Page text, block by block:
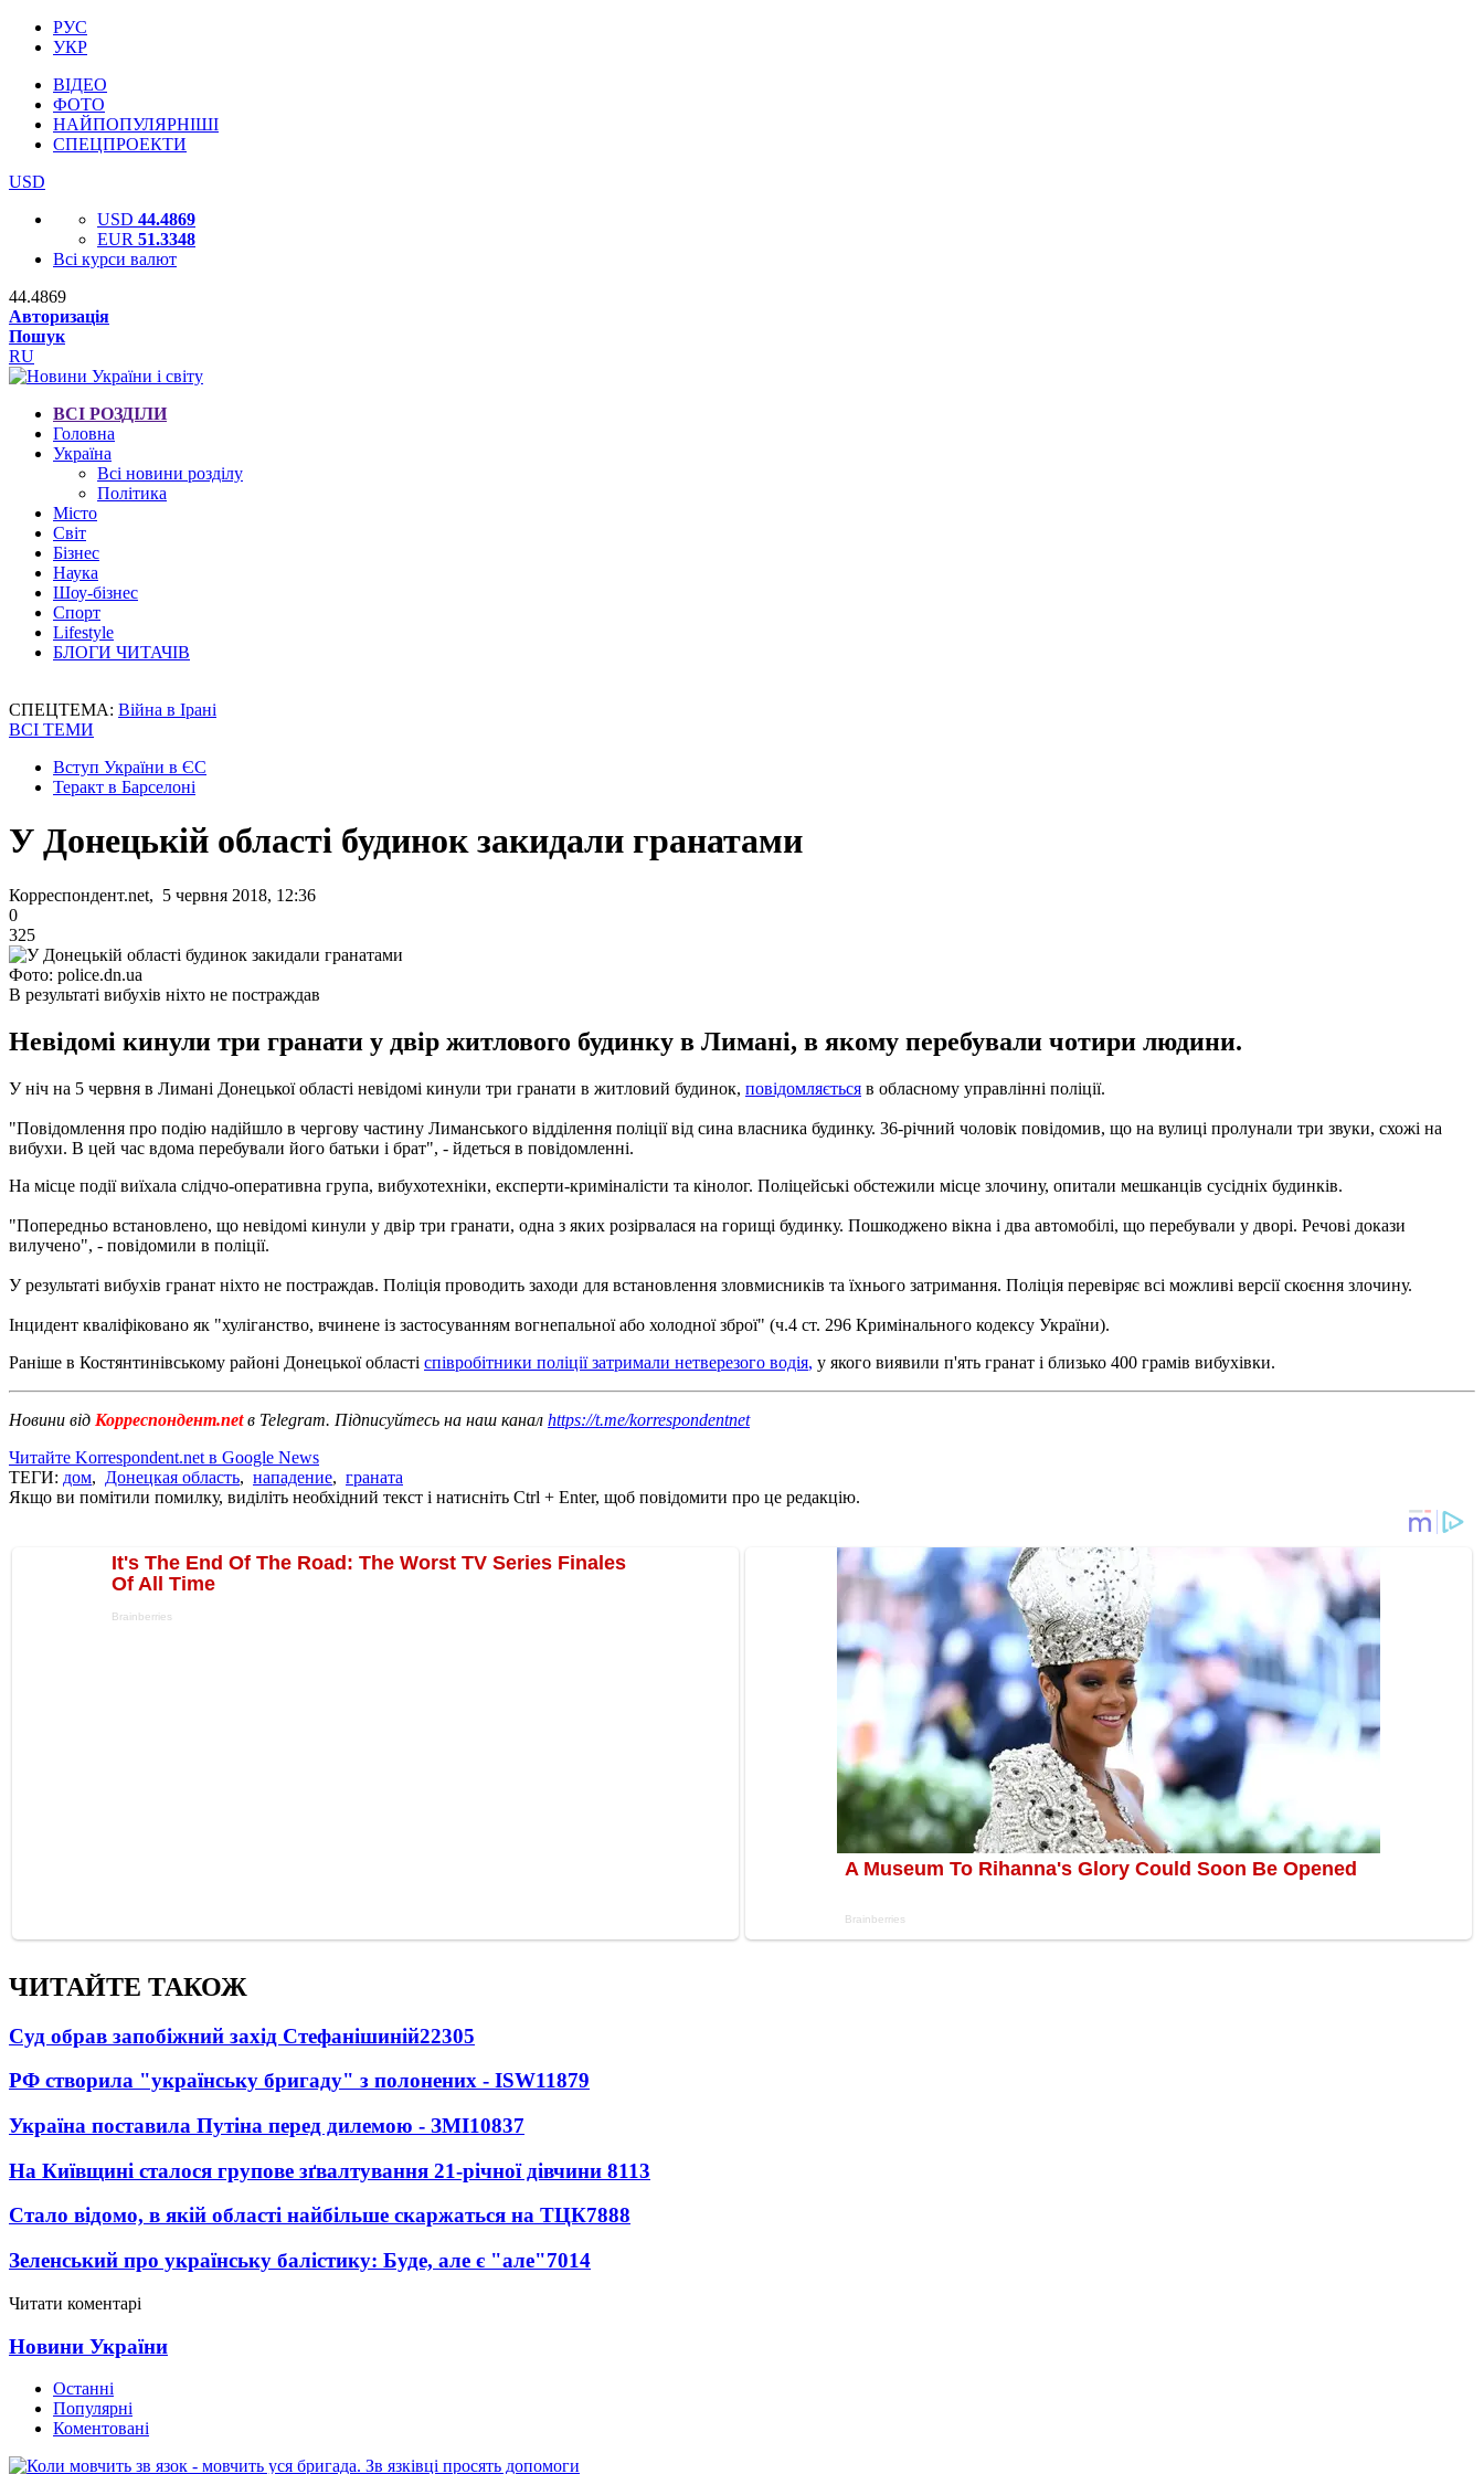
РУС
УКР
ВІДЕО
ФОТО
НАЙПОПУЛЯРНІШІ
СПЕЦПРОЕКТИ
USD
USD 44.4869
EUR 51.3348
Всі курси валют
44.4869
Авторизація
Пошук
RU
ВСІ РОЗДІЛИ
Головна
Україна
Всі новини розділу
Політика
Місто
Світ
Бізнес
Наука
Шоу-бізнес
Спорт
Lifestyle
БЛОГИ ЧИТАЧІВ
СПЕЦТЕМА: Війна в Ірані
ВСІ ТЕМИ
Вступ України в ЄС
Теракт в Барселоні
У Донецькій області будинок закидали гранатами
Корреспондент.net, 5 червня 2018, 12:36
0
325
Фото: police.dn.ua
В результаті вибухів ніхто не постраждав
Невідомі кинули три гранати у двір житлового будинку в Лимані, в якому перебували чотири людини.
У ніч на 5 червня в Лимані Донецької області невідомі кинули три гранати в житловий будинок, повідомляється в обласному управлінні поліції.
"Повідомлення про подію надійшло в чергову частину Лиманського відділення поліції від сина власника будинку. 36-річний чоловік повідомив, що на вулиці пролунали три звуки, схожі на
вибухи. В цей час вдома перебували його батьки і брат", - йдеться в повідомленні.
На місце події виїхала слідчо-оперативна група, вибухотехніки, експерти-криміналісти та кінолог. Поліцейські обстежили місце злочину, опитали мешканців сусідніх будинків.
"Попередньо встановлено, що невідомі кинули у двір три гранати, одна з яких розірвалася на горищі будинку. Пошкоджено вікна і два автомобілі, що перебували у дворі. Речові докази
вилучено", - повідомили в поліції.
У результаті вибухів гранат ніхто не постраждав. Поліція проводить заходи для встановлення зловмисників та їхнього затримання. Поліція перевіряє всі можливі версії скоєння злочину.
Інцидент кваліфіковано як "хуліганство, вчинене із застосуванням вогнепальної або холодної зброї" (ч.4 ст. 296 Кримінального кодексу України).
Раніше в Костянтинівському районі Донецької області співробітники поліції затримали нетверезого водія, у якого виявили п'ять гранат і близько 400 грамів вибухівки.
Новини від Корреспондент.netв Telegram. Підписуйтесь на наш канал https://t.me/korrespondentnet
Читайте Korrespondent.net в Google News
ТЕГИ: дом, Донецкая область, нападение, граната
Якщо ви помітили помилку, виділіть необхідний текст і натисніть Ctrl + Enter, щоб повідомити про це редакцію.
ЧИТАЙТЕ ТАКОЖ
Суд обрав запобіжний захід Стефанішиній22305
РФ створила "українську бригаду" з полонених - ISW11879
Україна поставила Путіна перед дилемою - ЗМІ10837
На Київщині сталося групове зґвалтування 21-річної дівчини 8113
Стало відомо, в якій області найбільше скаржаться на ТЦК7888
Зеленський про українську балістику: Буде, але є "але"7014
Читати коментарі
Новини України
Останні
Популярні
Коментовані